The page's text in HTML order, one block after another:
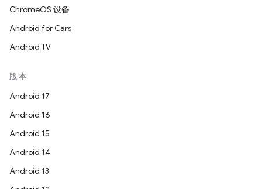
ChromeOS 设备
Android for Cars
Android TV
版本
Android 17
Android 16
Android 15
Android 14
Android 13